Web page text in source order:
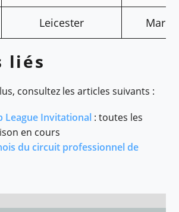
Leicester Mark
liés
consultez les articles suivants :
League Invitational : toutes les
en cours
du circuit professionnel de